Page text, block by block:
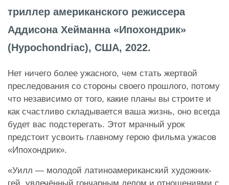
триллер американского режиссера
Аддисона Хейманна «Ипохондрик»
(Hypochondriac), США, 2022.
Нет ничего более ужасного, чем стать жертвой
преследования со стороны своего прошлого, потому
что независимо от того, какие планы вы строите и
как счастливо складывается ваша жизнь, оно всегда
будет вас подстерегать. Этот мрачный урок
предстоит усвоить главному герою фильма ужасов
«Ипохондрик».
«Уилл — молодой латиноамериканский художник-
гей, увлечённый гончарным делом и отношениями с